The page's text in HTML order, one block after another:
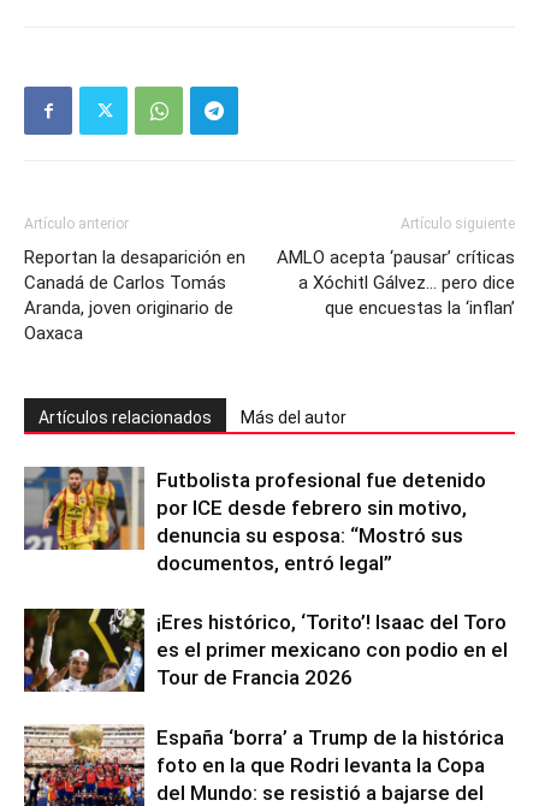
Artículo anterior
Reportan la desaparición en
Canadá de Carlos Tomás
Aranda, joven originario de
Oaxaca
Artículo siguiente
AMLO acepta ‘pausar’ críticas
a Xóchitl Gálvez… pero dice
que encuestas la ‘inflan’
Artículos relacionados Más del autor
Futbolista profesional fue detenido
por ICE desde febrero sin motivo,
denuncia su esposa: “Mostró sus
documentos, entró legal”
¡Eres histórico, ‘Torito’! Isaac del Toro
es el primer mexicano con podio en el
Tour de Francia 2026
España ‘borra’ a Trump de la histórica
foto en la que Rodri levanta la Copa
del Mundo: se resistió a bajarse del